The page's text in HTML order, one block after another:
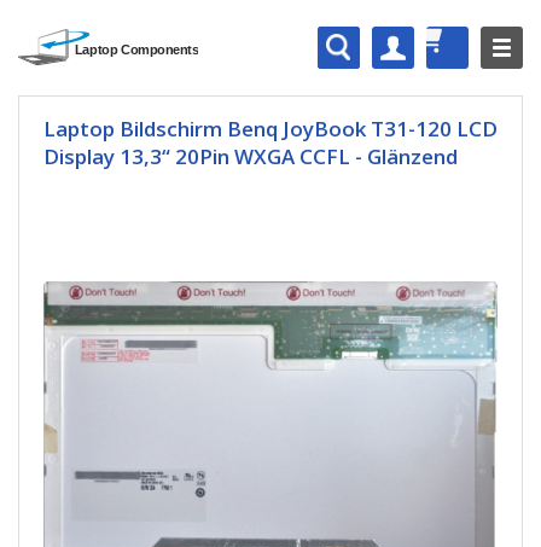
Laptop Bildschirm Benq JoyBook T31-120 LCD
Display 13,3“ 20Pin WXGA CCFL - Glänzend